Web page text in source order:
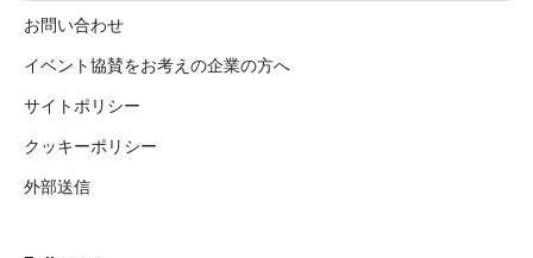
お問い合わせ
イベント協賛をお考えの企業の方へ
サイトポリシー
クッキーポリシー
外部送信